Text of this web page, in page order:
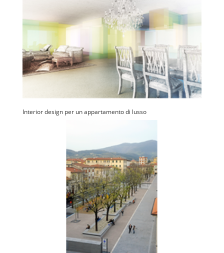
Interior design per un appartamento di lusso